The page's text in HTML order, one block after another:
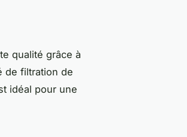
qualité grâce à
de filtration de
idéal pour une